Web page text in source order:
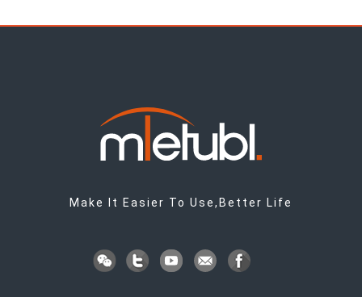
Make It Easier To Use,Better Life